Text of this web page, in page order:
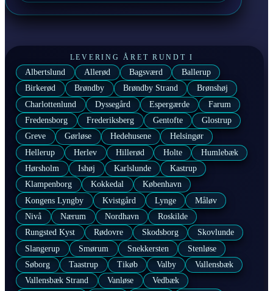
LEVERING ÅRET RUNDT I
Albertslund Allerød Bagsværd
Ballerup
Birkerød
Brøndby Brøndby Strand
Brønshøj
Charlottenlund
Dyssegård Espergærde
Farum
Fredensborg
Frederiksberg Gentofte
Glostrup
Greve
Gørløse Hedehusene
Helsingør
Hellerup
Herlev Hillerød Holte
Humlebæk
Hørsholm
Ishøj Karlslunde
Kastrup
Klampenborg
Kokkedal
København
Kongens Lyngby
Kvistgård Lynge
Måløv
Nivå
Nærum Nordhavn
Roskilde
Rungsted Kyst
Rødovre Skodsborg
Skovlunde
Slangerup
Smørum Snekkersten
Stenløse
Søborg
Taastrup Tikøb Valby
Vallensbæk
Vallensbæk Strand
Vanløse
Vedbæk